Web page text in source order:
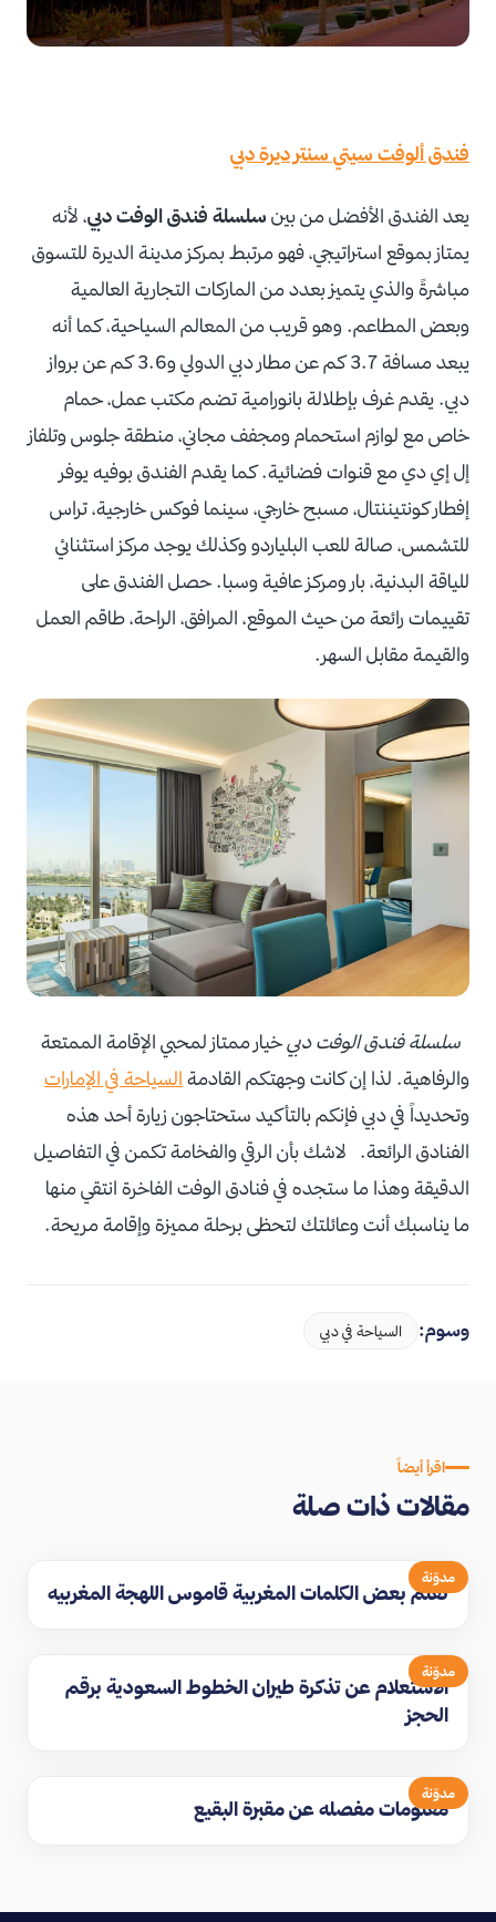
فندق ألوفت سيتي سنتر ديرة دبي
يعد الفندق الأفضل من بين سلسلة فندق الوفت دبي، لأنه
يمتاز بموقع استراتيجي، فهو مرتبط بمركز مدينة الديرة للتسوق
مباشرةً والذي يتميز بعدد من الماركات التجارية العالمية
وبعض المطاعم. وهو قريب من المعالم السياحية، كما أنه
يبعد مسافة 3.7 كم عن مطار دبي الدولي و3.6 كم عن برواز
دبي. يقدم غرف بإطلالة بانورامية تضم مكتب عمل، حمام
خاص مع لوازم استحمام ومجفف مجاني، منطقة جلوس وتلفاز
إل إي دي مع قنوات فضائية. كما يقدم الفندق بوفيه يوفر
إفطار كونتيننتال، مسبح خارجي، سينما فوكس خارجية، تراس
للتشمس، صالة للعب البلياردو وكذلك يوجد مركز استثنائي
للياقة البدنية، بار ومركز عافية وسبا. حصل الفندق على
تقييمات رائعة من حيث الموقع، المرافق، الراحة، طاقم العمل
والقيمة مقابل السهر.
سلسلة فندق الوفت دبيخيار ممتاز لمحبي الإقامة الممتعة
والرفاهية. لذا إن كانت وجهتكم القادمة السياحة في الإمارات
وتحديداً في دبي فإنكم بالتأكيد ستحتاجون زيارة أحد هذه
الفنادق الرائعة. لاشك بأن الرقي والفخامة تكمن في التفاصيل
الدقيقة وهذا ما ستجده في فنادق الوفت الفاخرة انتقي منها
ما يناسبك أنت وعائلتك لتحظى برحلة مميزة وإقامة مريحة.
وسوم: السياحة في دبي
اقرأ أيضاً
مقالات ذات صلة
مدوّنة
تعلم بعض الكلمات المغربية قاموس اللهجة المغربيه
مدوّنة
الاستعلام عن تذكرة طيران الخطوط السعودية برقم
الحجز
مدوّنة
معلومات مفصله عن مقبرة البقيع